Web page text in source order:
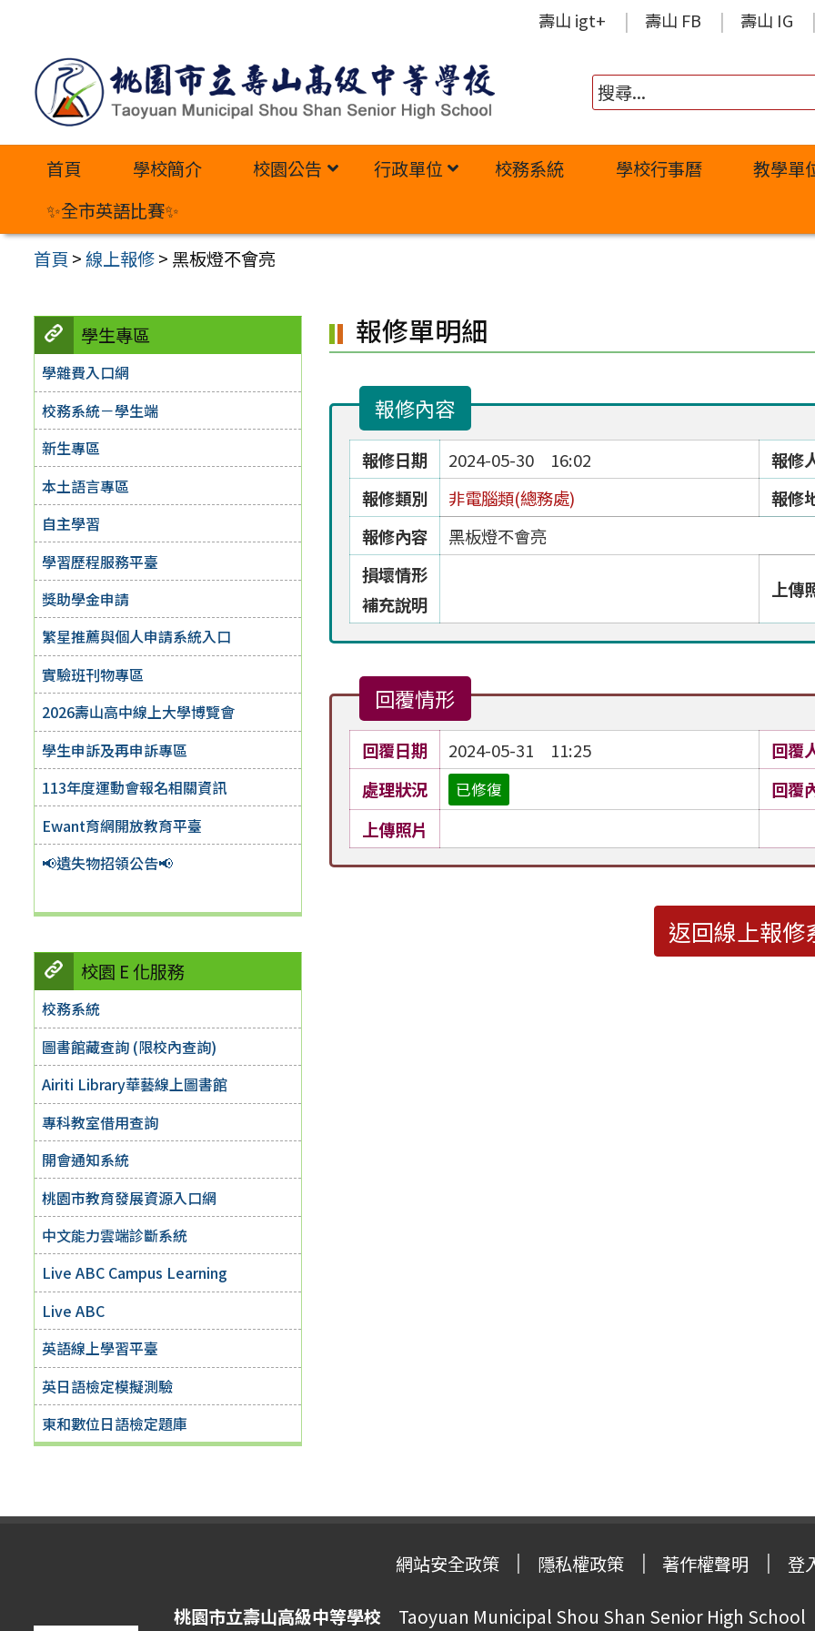
內
壽山 igt+ 壽山 FB 壽山 IG
首頁 學校簡介 校園公告 行政單位 校務系統 學校行事曆
教學單
✨全市英語比賽✨
首頁 >線上報修> 黑板燈不會亮
學生專區
學雜費入口網
校務系統－學生端
新生專區
本土語言專區
自主學習
學習歷程服務平臺
獎助學金申請
繁星推薦與個人申請系統入口
實驗班刊物專區
2026壽山高中線上大學博覽會
學生申訴及再申訴專區
113年度運動會報名相關資訊
Ewant育網開放教育平臺
📢遺失物招領公告📢
校園 E 化服務
校務系統
圖書館藏查詢 (限校內查詢)
Airiti Library華藝線上圖書館
專科教室借用查詢
開會通知系統
桃園市教育發展資源入口網
中文能力雲端診斷系統
Live ABC Campus Learning
Live ABC
英語線上學習平臺
英日語檢定模擬測驗
東和數位日語檢定題庫
報修單明細
報修內容
報修日期 2024-05-30 16:02
報修
報修類別
非電腦類(總務處)
報修
報修內容
黑板燈不會亮
損壞情形
補充說明
上傳
回覆情形
回覆日期 2024-05-31 11:25
回覆
處理狀況
已修復
回覆
上傳照片
返回線上報修
網站安全政策 隱私權政策 著作權聲明 登
桃園市立壽山高級中等學校 Taoyuan Municipal Shou Shan Senior High School